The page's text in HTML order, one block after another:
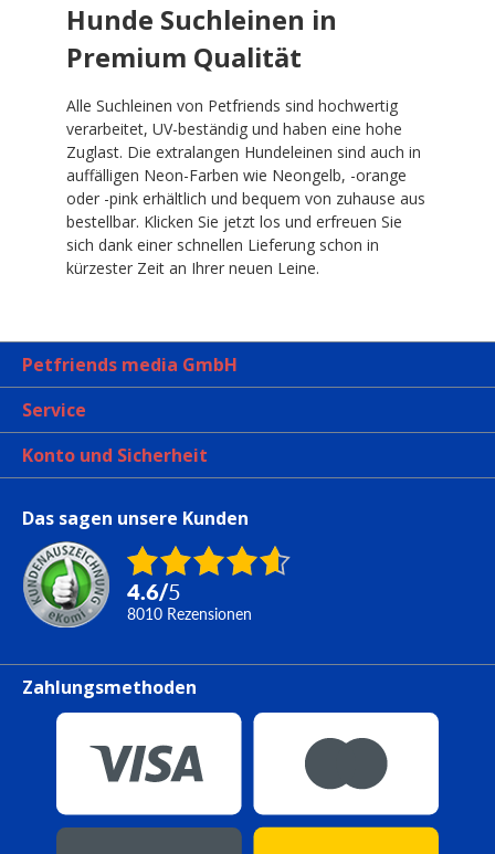
Hunde Suchleinen in
Premium Qualität
Alle Suchleinen von Petfriends sind hochwertig
verarbeitet, UV-beständig und haben eine hohe
Zuglast. Die extralangen Hundeleinen sind auch in
auffälligen Neon-Farben wie Neongelb, -orange
oder -pink erhältlich und bequem von zuhause aus
bestellbar. Klicken Sie jetzt los und erfreuen Sie
sich dank einer schnellen Lieferung schon in
kürzester Zeit an Ihrer neuen Leine.
Petfriends media GmbH
Service
Konto und Sicherheit
Das sagen unsere Kunden
4.6/5
8010 Rezensionen
Zahlungsmethoden